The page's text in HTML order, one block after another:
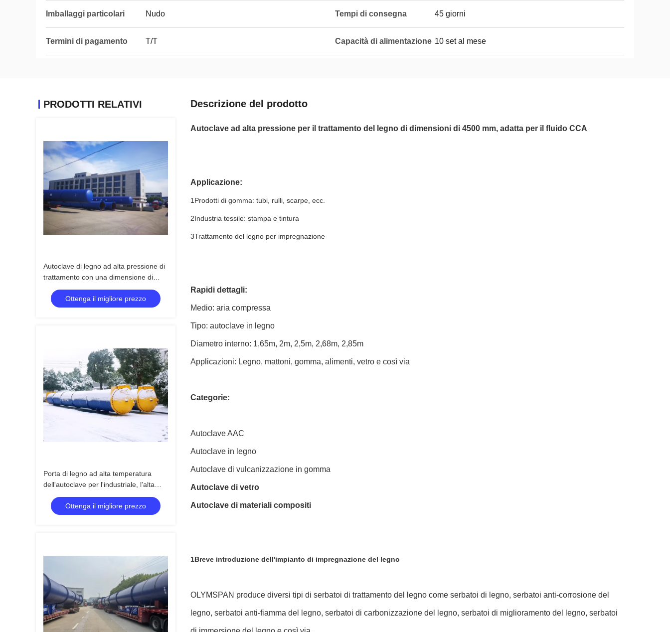
Imballaggi particolari Nudo Tempi di consegna 45 giorni
Termini di pagamento T/T Capacità di alimentazione 10 set al mese
PRODOTTI RELATIVI
Autoclave di legno ad alta pressione di
trattamento con una dimensione di
4500mm, adatta a liquido del CCA
Ottenga il migliore prezzo
Porta di legno ad alta temperatura
dell'autoclave per l'industriale, l'alta
pressione e l'alta qualità di legno
Ottenga il migliore prezzo
Descrizione del prodotto
Autoclave ad alta pressione per il trattamento del legno di dimensioni di 4500 mm, adatta per il fluido CCA
Applicazione:
1Prodotti di gomma: tubi, rulli, scarpe, ecc.
2Industria tessile: stampa e tintura
3Trattamento del legno per impregnazione
Rapidi dettagli:
Medio: aria compressa
Tipo: autoclave in legno
Diametro interno: 1,65m, 2m, 2,5m, 2,68m, 2,85m
Applicazioni: Legno, mattoni, gomma, alimenti, vetro e così via
Categorie:
Autoclave AAC
Autoclave in legno
Autoclave di vulcanizzazione in gomma
Autoclave di vetro
Autoclave di materiali compositi
1Breve introduzione dell'impianto di impregnazione del legno
OLYMSPAN produce diversi tipi di serbatoi di trattamento del legno come serbatoi di legno, serbatoi anti-corrosione del
legno, serbatoi anti-fiamma del legno, serbatoi di carbonizzazione del legno, serbatoi di miglioramento del legno, serbatoi